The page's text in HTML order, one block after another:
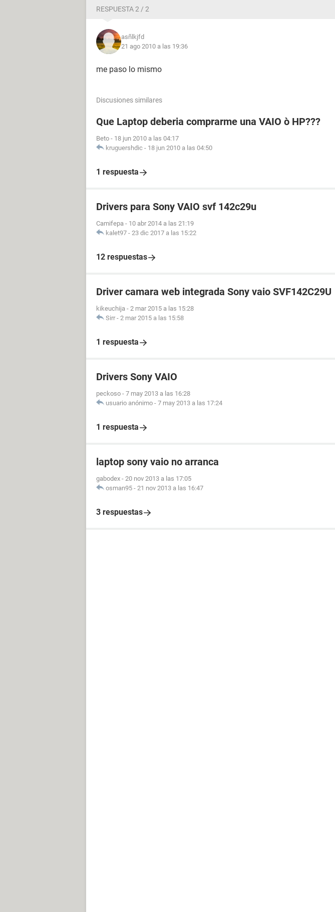
RESPUESTA 2 / 2
asñlkjfd
21 ago 2010 a las 19:36
me paso lo mismo
Discusiones similares
Que Laptop deberia comprarme una VAIO ò HP???
Beto - 18 jun 2010 a las 04:17
kruguershdic - 18 jun 2010 a las 04:50
1 respuesta
Drivers para Sony VAIO svf 142c29u
Camifepa - 10 abr 2014 a las 21:19
kalet97 - 23 dic 2017 a las 15:22
12 respuestas
Driver camara web integrada Sony vaio SVF142C29U
kikeuchija - 2 mar 2015 a las 15:28
Sirr - 2 mar 2015 a las 15:58
1 respuesta
Drivers Sony VAIO
peckoso - 7 may 2013 a las 16:28
usuario anónimo - 7 may 2013 a las 17:24
1 respuesta
laptop sony vaio no arranca
gabodex - 20 nov 2013 a las 17:05
osman95 - 21 nov 2013 a las 16:47
3 respuestas